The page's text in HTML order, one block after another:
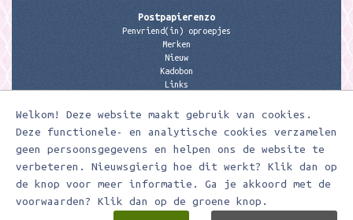
Welkom! Deze website maakt gebruik van cookies.
Deze functionele- en analytische cookies verzamelen
geen persoonsgegevens en helpen ons de website te
verbeteren. Nieuwsgierig hoe dit werkt? Klik dan op
de knop voor meer informatie. Ga je akkoord met de
voorwaarden? Klik dan op de groene knop.
Postpapierenzo
Penvriend(in) oproepjes
Merken
Nieuw
Kadobon
Links
Contactgegevens
Meerleuks
anita@meerleuks.nl
06 – 107 163 36
KVK nummer: 58807179
BTW nummer: 853190859B01